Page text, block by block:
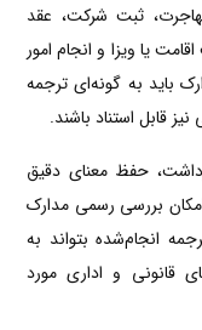
ثبت شرکت، عقد
یا ویزا و انجام امور
باید به گونه‌ای ترجمه
قابل استناد باشند.
حفظ معنای دقیق
بررسی رسمی مدارک
انجام‌شده بتواند به
قانونی و اداری مورد